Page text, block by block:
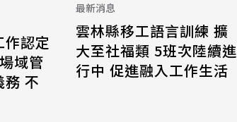
認定
域管
務 不
最新消息
雲林縣移工語言訓練 擴
大至社福類 5班次陸續進
行中 促進融入工作生活